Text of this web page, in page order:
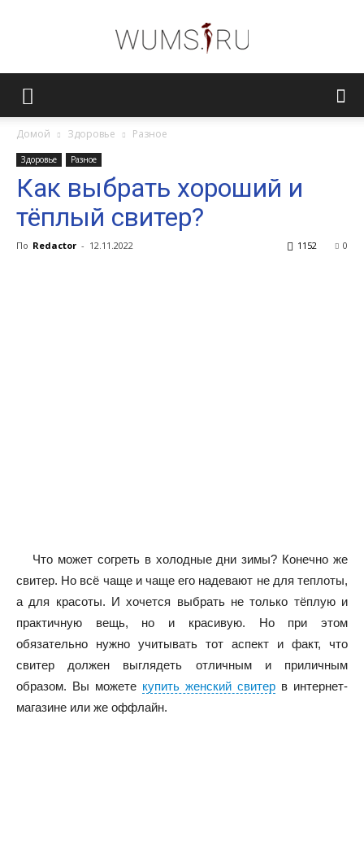
Домой Здоровье Разное
Здоровье Разное
Как выбрать хороший и
тёплый свитер?
По Redactor - 12.11.2022 0
1152
Что может согреть в холодные дни зимы? Конечно же
свитер. Но всё чаще и чаще его надевают не для теплоты,
а для красоты. И хочется выбрать не только тёплую и
практичную вещь, но и красивую. Но при этом
обязательно нужно учитывать тот аспект и факт, что
свитер должен выглядеть отличным и приличным
образом. Вы можете купить женский свитер в интернет-
магазине или же оффлайн.